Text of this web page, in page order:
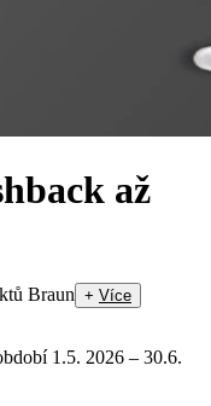
až
Braun + Více
1.5. 2026 – 30.6.